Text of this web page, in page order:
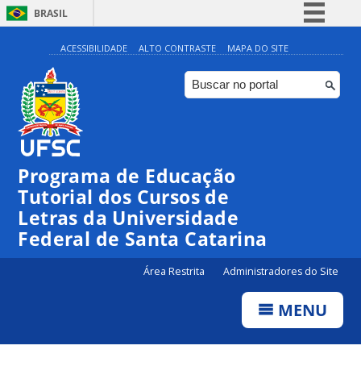
BRASIL
Simplifique!
Comunica BR
Participe
ACESSIBILIDADE ALTO CONTRASTE MAPA DO SITE
Programa de Educação
Tutorial dos Cursos de
Letras da Universidade
Federal de Santa Catarina
Área Restrita Administradores do Site
MENU